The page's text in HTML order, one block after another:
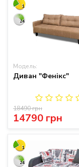
1
24
Модель:
Диван "Фенікс"
14790 грн
18490 грн
1
24